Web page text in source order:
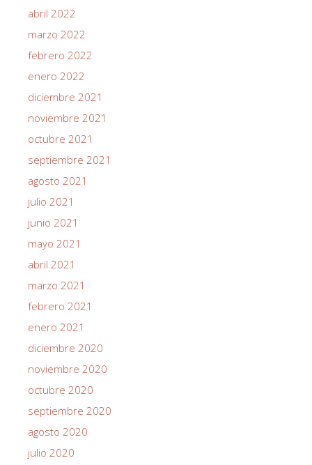
abril 2022
marzo 2022
febrero 2022
enero 2022
diciembre 2021
noviembre 2021
octubre 2021
septiembre 2021
agosto 2021
julio 2021
junio 2021
mayo 2021
abril 2021
marzo 2021
febrero 2021
enero 2021
diciembre 2020
noviembre 2020
octubre 2020
septiembre 2020
agosto 2020
julio 2020